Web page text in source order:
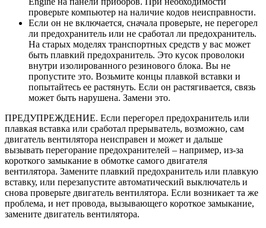
проверьте компьютер на наличие кодов неисправности.
Если он не включается, сначала проверьте, не перегорел
ли предохранитель или не сработал ли предохранитель.
На старых моделях транспортных средств у вас может
быть плавкий предохранитель. Это кусок проволоки
внутри изолированного резинового блока. Вы не
пропустите это. Возьмите концы плавкой вставки и
попытайтесь ее растянуть. Если он растягивается, связь
может быть нарушена. Замени это.
ПРЕДУПРЕЖДЕНИЕ. Если перегорел предохранитель или
плавкая вставка или сработал прерыватель, возможно, сам
двигатель вентилятора неисправен и может и дальше
вызывать перегорание предохранителей – например, из-за
короткого замыкание в обмотке самого двигателя
вентилятора. Замените плавкий предохранитель или плавкую
вставку, или перезапустите автоматический выключатель и
снова проверьте двигатель вентилятора. Если возникает та же
проблема, и нет провода, вызывающего короткое замыкание,
замените двигатель вентилятора.